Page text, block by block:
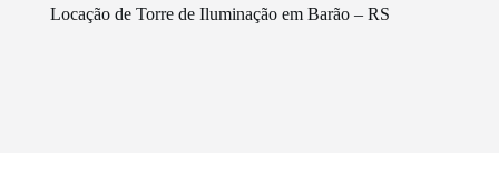
Locação de Torre de Iluminação em Barão – RS